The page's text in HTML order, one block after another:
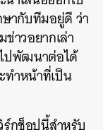
ษากับทีมอยู่ดี ว่า
าวอยากเล่า
ไปพัฒนาต่อได้
ทำหน้าที่เป็น